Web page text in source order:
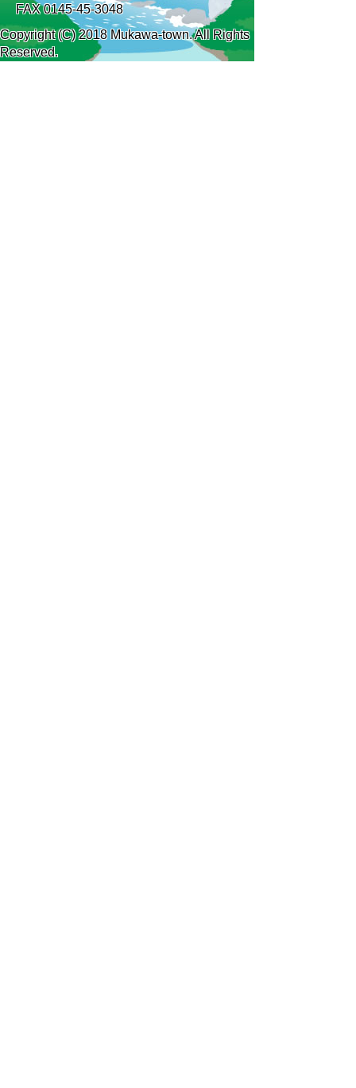
FAX 0145-45-3048
Copyright (C) 2018 Mukawa-town. All Rights
Reserved.